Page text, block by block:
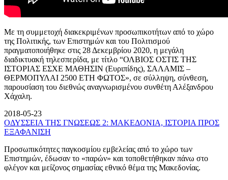
Με τη συμμετοχή διακεκριμένων προσωπικοτήτων από το χώρο
της Πολιτικής, των Επιστημών και του Πολιτισμού
πραγματοποιήθηκε στις 28 Δεκεμβρίου 2020, η μεγάλη
διαδικτυακή τηλεσπερίδα, με τίτλο “ΟΛΒΙΟΣ ΟΣΤΙΣ ΤΗΣ
ΙΣΤΟΡΙΑΣ ΕΣΧΕ ΜΑΘΗΣΙΝ (Ευριπίδης), ΣΑΛΑΜΙΣ –
ΘΕΡΜΟΠΥΛΑΙ 2500 ΕΤΗ ΦΩΤΟΣ», σε σύλληψη, σύνθεση,
παρουσίαση του διεθνώς αναγνωρισμένου συνθέτη Αλέξανδρου
Χάχαλη.
2018-05-23
ΟΔΥΣΣΕΙΑ ΤΗΣ ΓΝΩΣΕΩΣ 2: ΜΑΚΕΔΟΝΙΑ, ΙΣΤΟΡΙΑ ΠΡΟΣ
ΕΞΑΦΑΝΙΣΗ
Προσωπικότητες παγκοσμίου εμβελείας από το χώρο των
Επιστημών, έδωσαν το «παρών» και τοποθετήθηκαν πάνω στο
φλέγον και μείζονος σημασίας εθνικό θέμα της Μακεδονίας.